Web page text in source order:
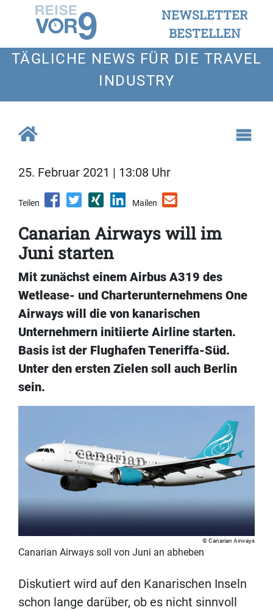
NEWSLETTER
BESTELLEN
TÄGLICHE NEWS FÜR DIE TRAVEL
INDUSTRY
25. Februar 2021 | 13:08 Uhr
Teilen Mailen
Canarian Airways will im
Juni starten
Mit zunächst einem Airbus A319 des
Wetlease- und Charterunternehmens One
Airways will die von kanarischen
Unternehmern initiierte Airline starten.
Basis ist der Flughafen Teneriffa-Süd.
Unter den ersten Zielen soll auch Berlin
sein.
Canarian Airways
Canarian Airways soll von Juni an abheben
Diskutiert wird auf den Kanarischen Inseln
schon lange darüber, ob es nicht sinnvoll